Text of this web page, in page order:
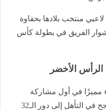
لاعبي منتخب بلادها بحفاوة
الفريق في بطولة كأس
الأخضر
مميزًا في أول مشاركة
تاريخية له في المونديال، حيث نجح في التأهل إلى دور الـ32